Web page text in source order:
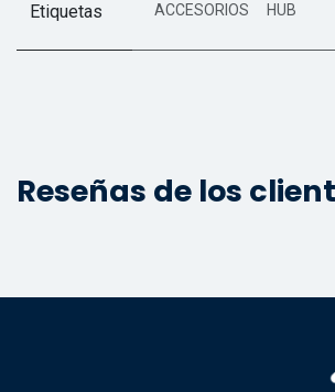
Etiquetas ACCESORIOS HUB
Reseñas de los